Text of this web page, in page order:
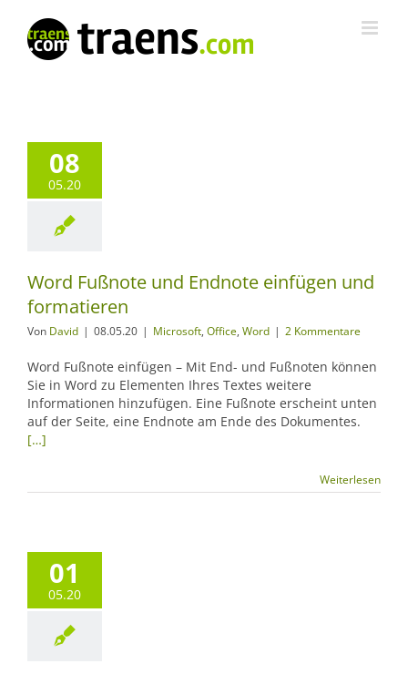
Inhalt
springen
08
05.20
Word Fußnote und Endnote einfügen und
formatieren
Von David | 08.05.20 | Microsoft, Office, Word | 2 Kommentare
Word Fußnote einfügen – Mit End- und Fußnoten können
Sie in Word zu Elementen Ihres Textes weitere
Informationen hinzufügen. Eine Fußnote erscheint unten
auf der Seite, eine Endnote am Ende des Dokumentes.
[…]
Weiterlesen
01
05.20